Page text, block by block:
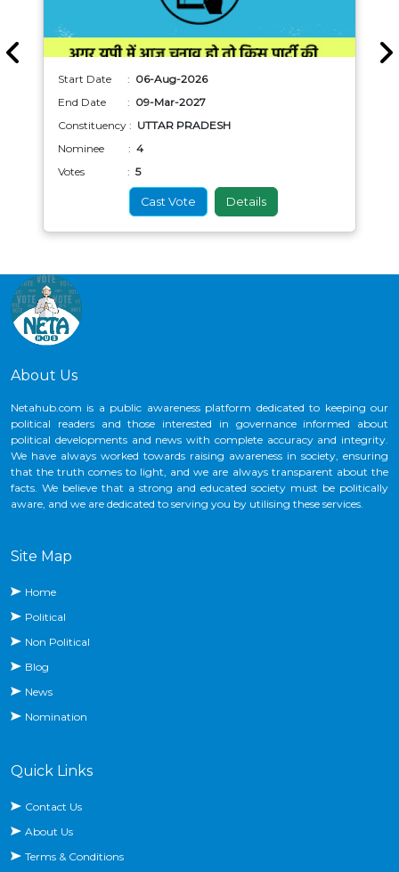
Start Date : 06-Aug-2026
End Date : 09-Mar-2027
Constituency : UTTAR PRADESH
Nominee : 4
Votes : 5
Cast Vote Details
About Us
Netahub.com is a public awareness platform dedicated to keeping our
political readers and those interested in governance informed about
political developments and news with complete accuracy and integrity.
We have always worked towards raising awareness in society, ensuring
that the truth comes to light, and we are always transparent about the
facts. We believe that a strong and educated society must be politically
aware, and we are dedicated to serving you by utilising these services.
Site Map
Home
Political
Non Political
Blog
News
Nomination
Quick Links
Contact Us
About Us
Terms & Conditions